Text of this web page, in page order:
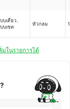
บเดี่ยว、
บเซต
หัวกลม
มในรายการได้